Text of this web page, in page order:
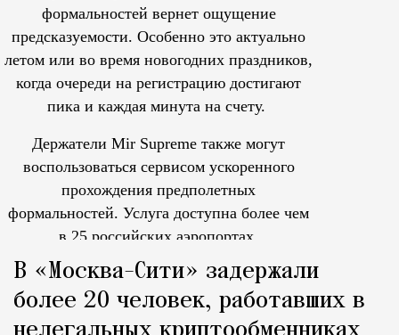
формальностей вернет ощущение
предсказуемости. Особенно это актуально
летом или во время новогодних праздников,
когда очереди на регистрацию достигают
пика и каждая минута на счету.
Держатели Mir Supreme также могут
воспользоваться сервисом ускоренного
прохождения предполетных
формальностей. Услуга доступна более чем
в 25 российских аэропортах.
В «Москва-Сити» задержали
более 20 человек, работавших в